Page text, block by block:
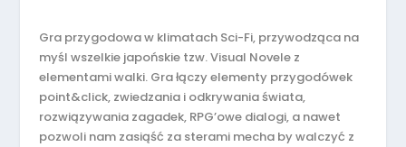
Gra przygodowa w klimatach Sci-Fi, przywodząca na
myśl wszelkie japońskie tzw. Visual Novele z
elementami walki. Gra łączy elementy przygodówek
point&click, zwiedzania i odkrywania świata,
rozwiązywania zagadek, RPG’owe dialogi, a nawet
pozwoli nam zasiąść za sterami mecha by walczyć z